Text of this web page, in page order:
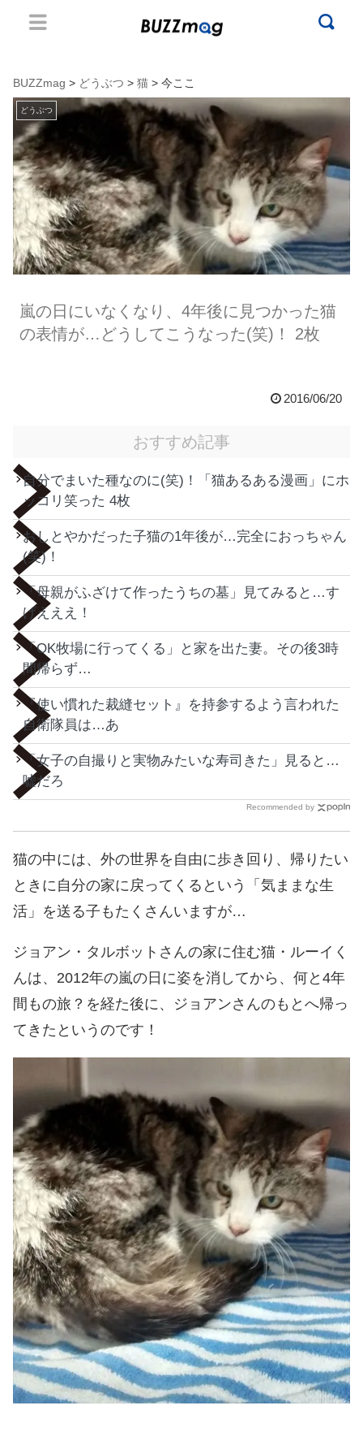
BUZZmag > どうぶつ > 猫 > 今ここ
どうぶつ
嵐の日にいなくなり、4年後に見つかった猫
の表情が…どうしてこうなった(笑)！ 2枚
2016/06/20
おすすめ記事
自分でまいた種なのに(笑)！「猫あるある漫画」にホ
ッコリ笑った 4枚
おしとやかだった子猫の1年後が…完全におっちゃん
(笑)！
「母親がふざけて作ったうちの墓」見てみると…す
げえええ！
「OK牧場に行ってくる」と家を出た妻。その後3時
間帰らず…
『使い慣れた裁縫セット』を持参するよう言われた
自衛隊員は…あ
「女子の自撮りと実物みたいな寿司きた」見ると…
嘘だろ
Recommended by
猫の中には、外の世界を自由に歩き回り、帰りたい
ときに自分の家に戻ってくるという「気ままな生
活」を送る子もたくさんいますが…
ジョアン・タルボットさんの家に住む猫・ルーイく
んは、2012年の嵐の日に姿を消してから、何と4年
間もの旅？を経た後に、ジョアンさんのもとへ帰っ
てきたというのです！